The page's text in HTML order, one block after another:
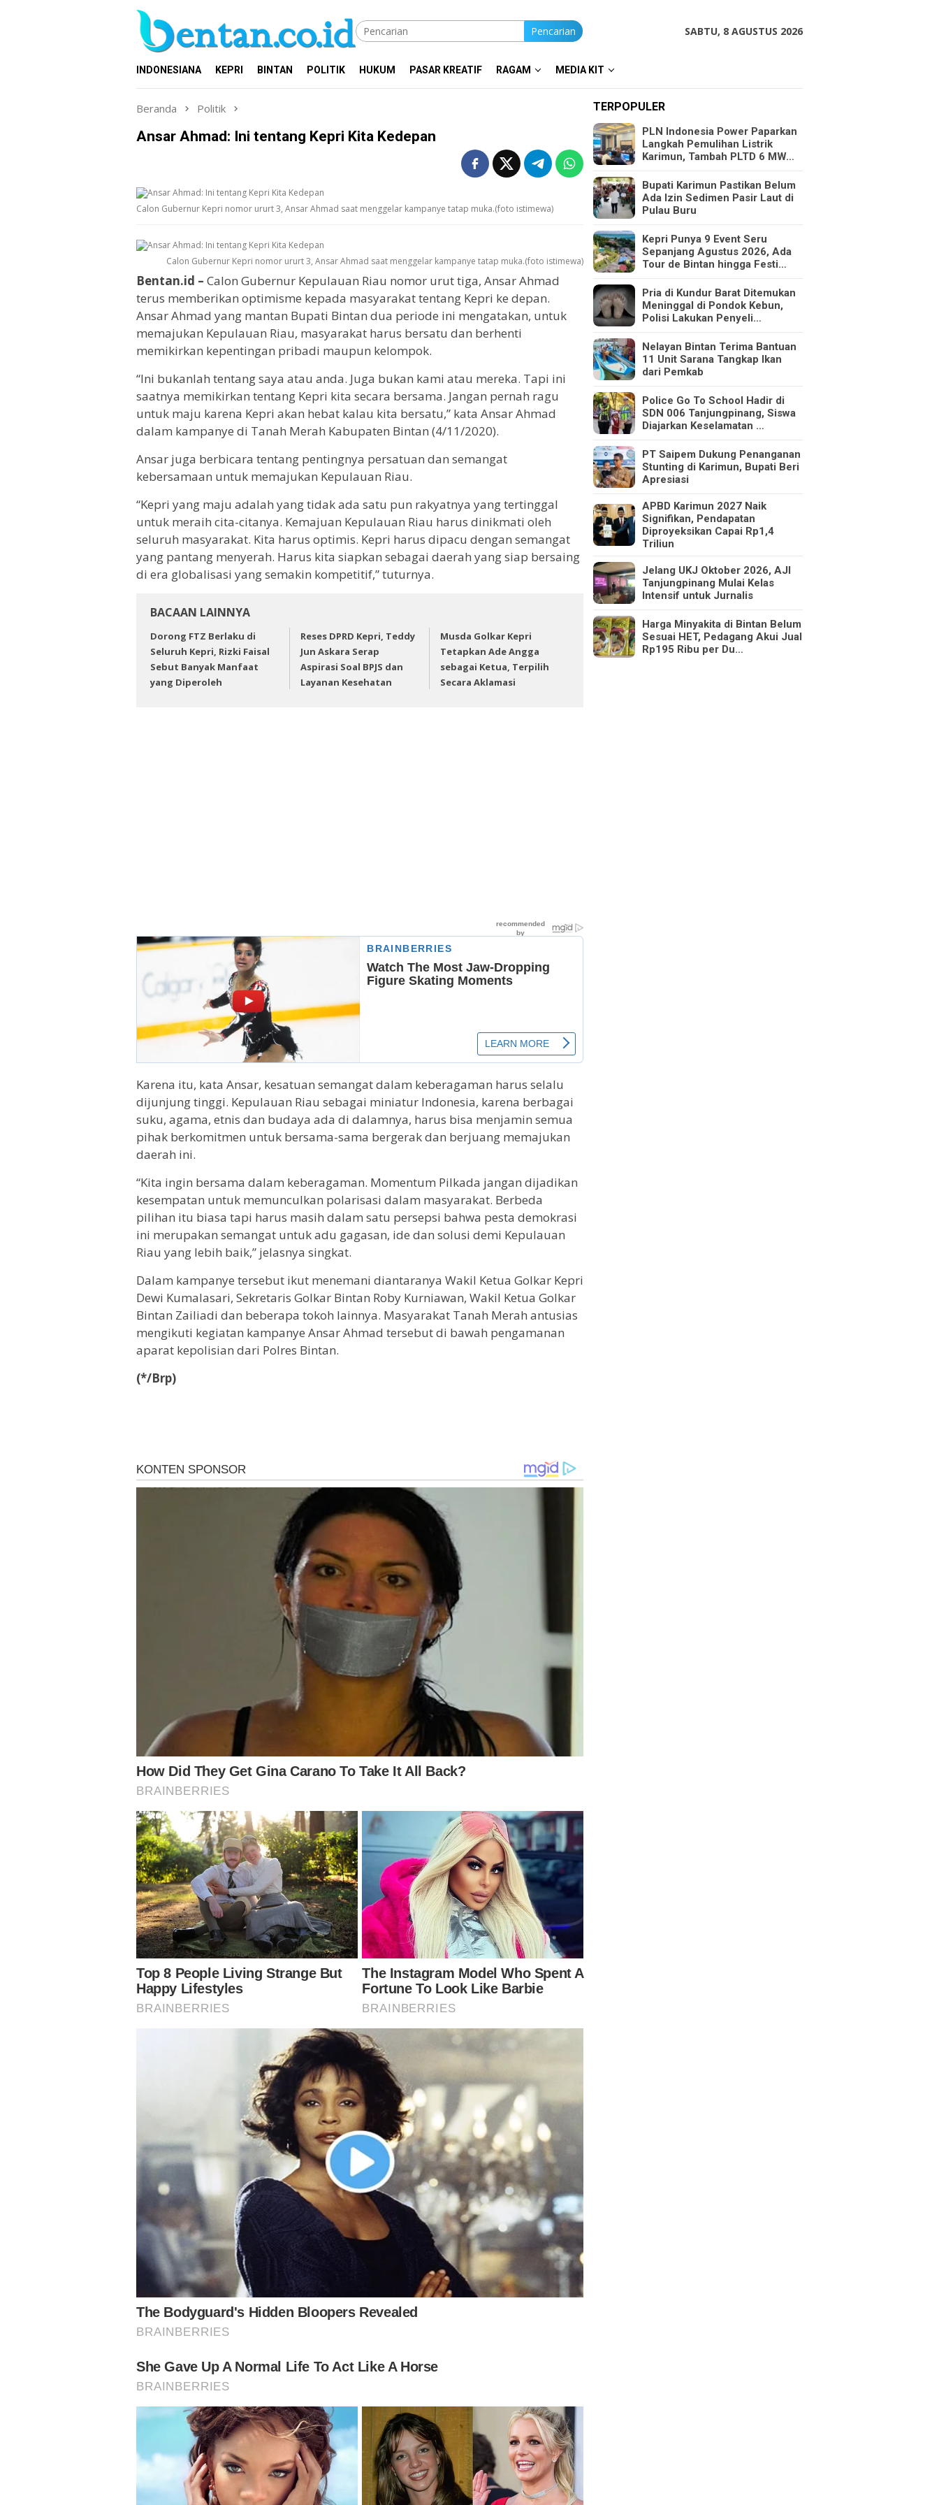
Pencarian SABTU, 8 AGUSTUS 2026
INDONESIANA KEPRI BINTAN POLITIK HUKUM PASAR KREATIF RAGAM MEDIA KIT
Beranda Politik
Ansar Ahmad: Ini tentang Kepri Kita Kedepan
Calon Gubernur Kepri nomor ururt 3, Ansar Ahmad saat menggelar kampanye tatap muka.(foto istimewa)
Calon Gubernur Kepri nomor ururt 3, Ansar Ahmad saat menggelar kampanye tatap muka.(foto istimewa)
Bentan.id – Calon Gubernur Kepulauan Riau nomor urut tiga, Ansar Ahmad
terus memberikan optimisme kepada masyarakat tentang Kepri ke depan.
Ansar Ahmad yang mantan Bupati Bintan dua periode ini mengatakan, untuk
memajukan Kepulauan Riau, masyarakat harus bersatu dan berhenti
memikirkan kepentingan pribadi maupun kelompok.
“Ini bukanlah tentang saya atau anda. Juga bukan kami atau mereka. Tapi ini
saatnya memikirkan tentang Kepri kita secara bersama. Jangan pernah ragu
untuk maju karena Kepri akan hebat kalau kita bersatu,” kata Ansar Ahmad
dalam kampanye di Tanah Merah Kabupaten Bintan (4/11/2020).
Ansar juga berbicara tentang pentingnya persatuan dan semangat
kebersamaan untuk memajukan Kepulauan Riau.
“Kepri yang maju adalah yang tidak ada satu pun rakyatnya yang tertinggal
untuk meraih cita-citanya. Kemajuan Kepulauan Riau harus dinikmati oleh
seluruh masyarakat. Kita harus optimis. Kepri harus dipacu dengan semangat
yang pantang menyerah. Harus kita siapkan sebagai daerah yang siap bersaing
di era globalisasi yang semakin kompetitif,” tuturnya.
BACAAN LAINNYA
Dorong FTZ Berlaku di
Seluruh Kepri, Rizki Faisal
Sebut Banyak Manfaat
yang Diperoleh
Reses DPRD Kepri, Teddy
Jun Askara Serap
Aspirasi Soal BPJS dan
Layanan Kesehatan
Musda Golkar Kepri
Tetapkan Ade Angga
sebagai Ketua, Terpilih
Secara Aklamasi
Karena itu, kata Ansar, kesatuan semangat dalam keberagaman harus selalu
dijunjung tinggi. Kepulauan Riau sebagai miniatur Indonesia, karena berbagai
suku, agama, etnis dan budaya ada di dalamnya, harus bisa menjamin semua
pihak berkomitmen untuk bersama-sama bergerak dan berjuang memajukan
daerah ini.
“Kita ingin bersama dalam keberagaman. Momentum Pilkada jangan dijadikan
kesempatan untuk memunculkan polarisasi dalam masyarakat. Berbeda
pilihan itu biasa tapi harus masih dalam satu persepsi bahwa pesta demokrasi
ini merupakan semangat untuk adu gagasan, ide dan solusi demi Kepulauan
Riau yang lebih baik,” jelasnya singkat.
Dalam kampanye tersebut ikut menemani diantaranya Wakil Ketua Golkar Kepri
Dewi Kumalasari, Sekretaris Golkar Bintan Roby Kurniawan, Wakil Ketua Golkar
Bintan Zailiadi dan beberapa tokoh lainnya. Masyarakat Tanah Merah antusias
mengikuti kegiatan kampanye Ansar Ahmad tersebut di bawah pengamanan
aparat kepolisian dari Polres Bintan.
(*/Brp)
TERPOPULER
PLN Indonesia Power Paparkan
Langkah Pemulihan Listrik
Karimun, Tambah PLTD 6 MW…
Bupati Karimun Pastikan Belum
Ada Izin Sedimen Pasir Laut di
Pulau Buru
Kepri Punya 9 Event Seru
Sepanjang Agustus 2026, Ada
Tour de Bintan hingga Festi…
Pria di Kundur Barat Ditemukan
Meninggal di Pondok Kebun,
Polisi Lakukan Penyeli…
Nelayan Bintan Terima Bantuan
11 Unit Sarana Tangkap Ikan
dari Pemkab
Police Go To School Hadir di
SDN 006 Tanjungpinang, Siswa
Diajarkan Keselamatan …
PT Saipem Dukung Penanganan
Stunting di Karimun, Bupati Beri
Apresiasi
APBD Karimun 2027 Naik
Signifikan, Pendapatan
Diproyeksikan Capai Rp1,4
Triliun
Jelang UKJ Oktober 2026, AJI
Tanjungpinang Mulai Kelas
Intensif untuk Jurnalis
Harga Minyakita di Bintan Belum
Sesuai HET, Pedagang Akui Jual
Rp195 Ribu per Du…